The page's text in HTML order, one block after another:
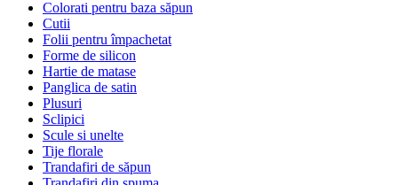
Colorati pentru baza săpun
Cutii
Folii pentru împachetat
Forme de silicon
Hartie de matase
Panglica de satin
Plusuri
Sclipici
Scule si unelte
Tije florale
Trandafiri de săpun